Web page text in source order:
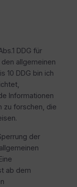
DDG für
allgemeinen
10 DDG bin ich
Informationen
zu forschen, die
der
ab dem